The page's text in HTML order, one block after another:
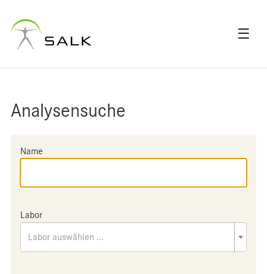
☰
Analysensuche
Name
Labor
Labor auswählen ...